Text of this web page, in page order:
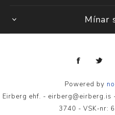
Mínar
Powered by
Eirberg ehf. -
3740 - VSK-nr: